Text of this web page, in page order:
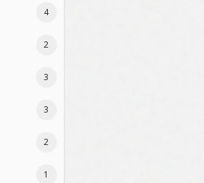
4
2
3
3
2
1